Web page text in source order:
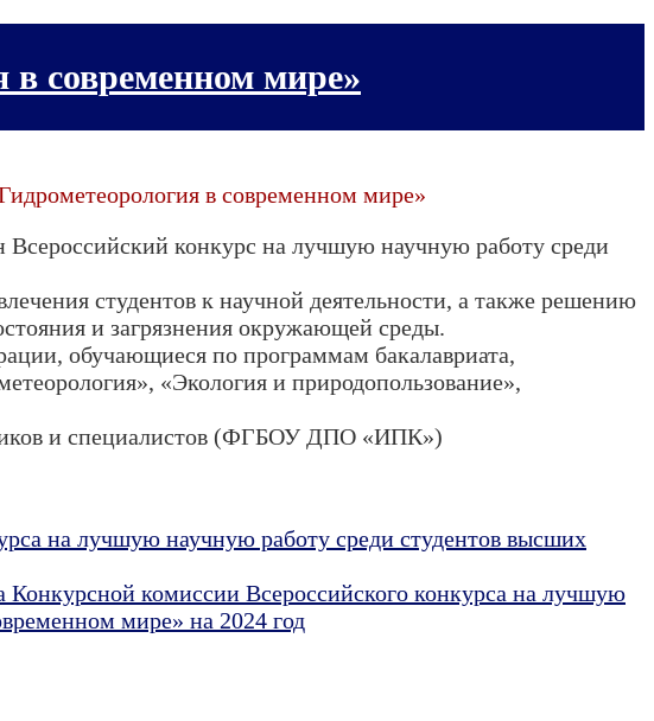
в современном мире»
в современном мире»
конкурс на лучшую научную работу среди
студентов к научной деятельности, а также решению
и загрязнения окружающей среды.
обучающиеся по программам бакалавриата,
«Экология и природопользование»,
и специалистов (ФГБОУ ДПО «ИПК»)
на лучшую научную работу среди студентов высших
комиссии Всероссийского конкурса на лучшую
мире» на 2024 год